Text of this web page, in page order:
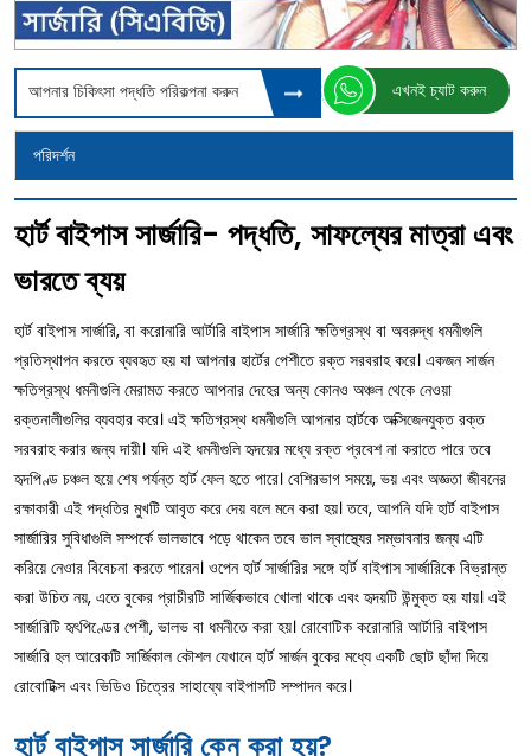
আপনার চিকিৎসা পদ্ধতি পরিকল্পনা করুন এখনই চ্যাট করুন
পরিদর্শন
হার্ট বাইপাস সার্জারি- পদ্ধতি, সাফল্যের মাত্রা এবং
ভারতে ব্যয়
হার্ট বাইপাস সার্জারি, বা করোনারি আর্টারি বাইপাস সার্জারি ক্ষতিগ্রস্থ বা অবরুদ্ধ ধমনীগুলি
প্রতিস্থাপন করতে ব্যবহৃত হয় যা আপনার হার্টের পেশীতে রক্ত সরবরাহ করে। একজন সার্জন
ক্ষতিগ্রস্থ ধমনীগুলি মেরামত করতে আপনার দেহের অন্য কোনও অঞ্চল থেকে নেওয়া
রক্তনালীগুলির ব্যবহার করে। এই ক্ষতিগ্রস্থ ধমনীগুলি আপনার হার্টকে অক্সিজেনযুক্ত রক্ত
সরবরাহ করার জন্য দায়ী। যদি এই ধমনীগুলি হৃদয়ের মধ্যে রক্ত প্রবেশ না করাতে পারে তবে
হৃদপিণ্ড চঞ্চল হয়ে শেষ পর্যন্ত হার্ট ফেল হতে পারে। বেশিরভাগ সময়ে, ভয় এবং অজ্ঞতা জীবনের
রক্ষাকারী এই পদ্ধতির মুখটি আবৃত করে দেয় বলে মনে করা হয়। তবে, আপনি যদি হার্ট বাইপাস
সার্জারির সুবিধাগুলি সম্পর্কে ভালভাবে পড়ে থাকেন তবে ভাল স্বাস্থ্যের সম্ভাবনার জন্য এটি
করিয়ে নেওার বিবেচনা করতে পারেন। ওপেন হার্ট সার্জারির সঙ্গে হার্ট বাইপাস সার্জারিকে বিভ্রান্ত
করা উচিত নয়, এতে বুকের প্রাচীরটি সার্জিকভাবে খোলা থাকে এবং হৃদয়টি উন্মুক্ত হয় যায়। এই
সার্জারিটি হৃৎপিণ্ডের পেশী, ভালভ বা ধমনীতে করা হয়। রোবোটিক করোনারি আর্টারি বাইপাস
সার্জারি হল আরেকটি সার্জিকাল কৌশল যেখানে হার্ট সার্জন বুকের মধ্যে একটি ছোট ছাঁদা দিয়ে
রোবোটিক্স এবং ভিডিও চিত্রের সাহায্যে বাইপাসটি সম্পাদন করে।
হার্ট বাইপাস সার্জারি কেন করা হয়?